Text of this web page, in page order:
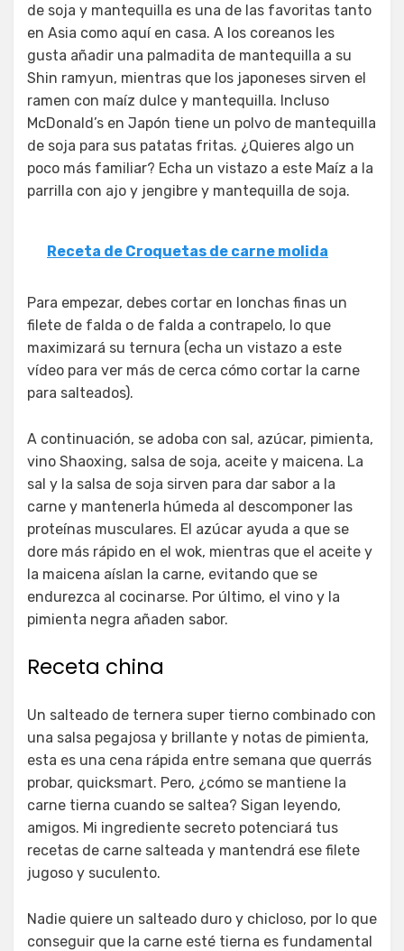
de soja y mantequilla es una de las favoritas tanto
en Asia como aquí en casa. A los coreanos les
gusta añadir una palmadita de mantequilla a su
Shin ramyun, mientras que los japoneses sirven el
ramen con maíz dulce y mantequilla. Incluso
McDonald’s en Japón tiene un polvo de mantequilla
de soja para sus patatas fritas. ¿Quieres algo un
poco más familiar? Echa un vistazo a este Maíz a la
parrilla con ajo y jengibre y mantequilla de soja.
Receta de Croquetas de carne molida
Para empezar, debes cortar en lonchas finas un
filete de falda o de falda a contrapelo, lo que
maximizará su ternura (echa un vistazo a este
vídeo para ver más de cerca cómo cortar la carne
para salteados).
A continuación, se adoba con sal, azúcar, pimienta,
vino Shaoxing, salsa de soja, aceite y maicena. La
sal y la salsa de soja sirven para dar sabor a la
carne y mantenerla húmeda al descomponer las
proteínas musculares. El azúcar ayuda a que se
dore más rápido en el wok, mientras que el aceite y
la maicena aíslan la carne, evitando que se
endurezca al cocinarse. Por último, el vino y la
pimienta negra añaden sabor.
Receta china
Un salteado de ternera super tierno combinado con
una salsa pegajosa y brillante y notas de pimienta,
esta es una cena rápida entre semana que querrás
probar, quicksmart. Pero, ¿cómo se mantiene la
carne tierna cuando se saltea? Sigan leyendo,
amigos. Mi ingrediente secreto potenciará tus
recetas de carne salteada y mantendrá ese filete
jugoso y suculento.
Nadie quiere un salteado duro y chicloso, por lo que
conseguir que la carne esté tierna es fundamental